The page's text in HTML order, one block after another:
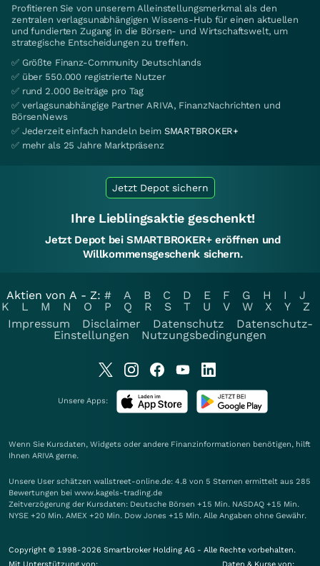
Profitieren Sie von unserem Alleinstellungsmerkmal als den
zentralen verlagsunabhängigen Wissens-Hub für einen aktuellen
und fundierten Zugang in die Börsen- und Wirtschaftswelt, um
strategische Entscheidungen zu treffen.
✅ Größte Finanz-Community Deutschlands
✅ über 550.000 registrierte Nutzer
✅ rund 2.000 Beiträge pro Tag
✅ verlagsunabhängige Partner ARIVA, FinanzNachrichten und
BörsenNews
✅ Jederzeit einfach handeln beim SMARTBROKER+
✅ mehr als 25 Jahre Marktpräsenz
Jetzt Depot sichern
Ihre Lieblingsaktie geschenkt!
Jetzt Depot bei SMARTBROKER+ eröffnen und
Willkommensgeschenk sichern.
Aktien von A - Z: # A B C D E F G H I
J
K
L M N O P Q R S T U V W X Y
Z
Impressum
Disclaimer Datenschutz
Datenschutz-
Einstellungen
Nutzungsbedingungen
Unsere Apps:
Wenn Sie Kursdaten, Widgets oder andere Finanzinformationen benötigen, hilft
Ihnen ARIVA gerne.
Unsere User schätzen wallstreet-online.de: 4.8 von 5 Sternen ermittelt aus 285
Bewertungen bei www.kagels-trading.de
Zeitverzögerung der Kursdaten: Deutsche Börsen +15 Min. NASDAQ +15 Min.
NYSE +20 Min. AMEX +20 Min. Dow Jones +15 Min. Alle Angaben ohne Gewähr.
Copyright © 1998-2026 Smartbroker Holding AG - Alle Rechte vorbehalten.